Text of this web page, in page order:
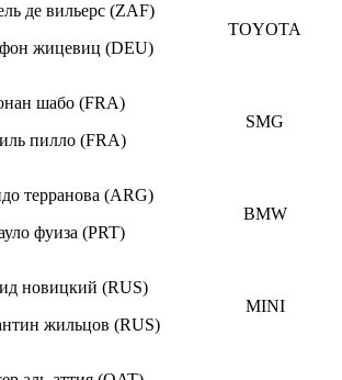
де вильерс (ZAF)
жицевиц (DEU)
TOYOTA
шабо (FRA)
пилло (FRA)
SMG
терранова (ARG)
фуиза (PRT)
BMW
новицкий (RUS)
жильцов (RUS)
MINI